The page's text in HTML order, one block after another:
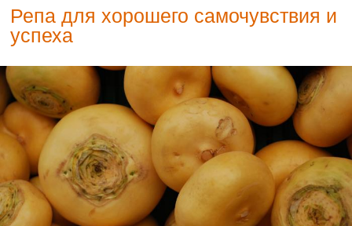
Репа для хорошего самочувствия и
успеха